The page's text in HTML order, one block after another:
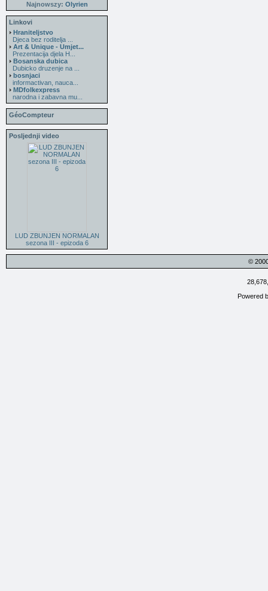
Najnowszy: Olyrien
Linkovi
Hraniteljstvo
Djeca bez roditelja ...
Art & Unique - Umjet...
Prezentacija djela H...
Bosanska dubica
Dubicko druzenje na ...
bosnjaci
informactivan, nauca...
MDfolkexpress
narodna i zabavna mu...
GéoCompteur
Posljednji video
LUD ZBUNJEN NORMALAN
sezona III - epizoda 6
©
Powered